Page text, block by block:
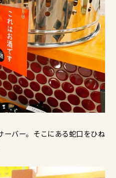
ーバー。そこにある蛇口をひね